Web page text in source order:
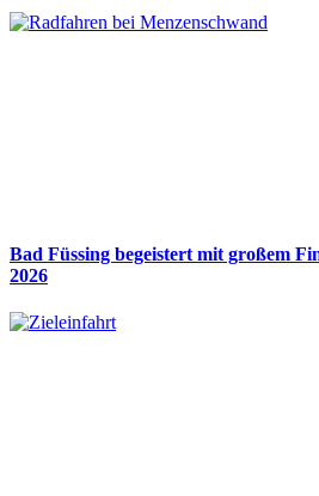
Bad Füssing begeistert mit großem
2026